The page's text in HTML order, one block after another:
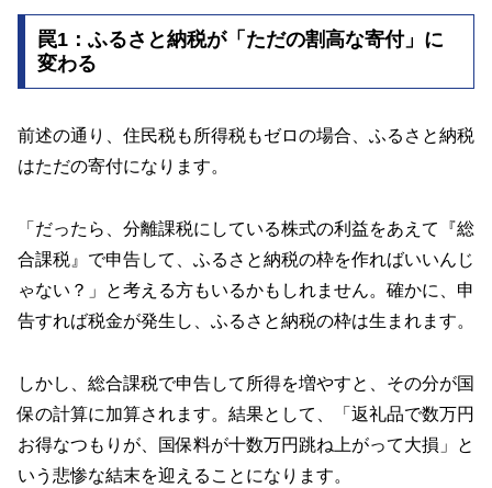
罠1：ふるさと納税が「ただの割高な寄付」に
変わる
前述の通り、住民税も所得税もゼロの場合、ふるさと納税
はただの寄付になります。
「だったら、分離課税にしている株式の利益をあえて『総
合課税』で申告して、ふるさと納税の枠を作ればいいんじ
ゃない？」と考える方もいるかもしれません。確かに、申
告すれば税金が発生し、ふるさと納税の枠は生まれます。
しかし、総合課税で申告して所得を増やすと、その分が国
保の計算に加算されます。結果として、「返礼品で数万円
お得なつもりが、国保料が十数万円跳ね上がって大損」と
いう悲惨な結末を迎えることになります。